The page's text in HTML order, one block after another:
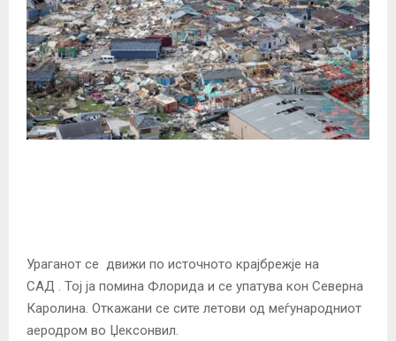
Ураганот се движи по источното крајбрежје на
САД . Тој ја помина Флорида и се упатува кон Северна
Каролина. Откажани се сите летови од меѓународниот
аеродром во Џексонвил.